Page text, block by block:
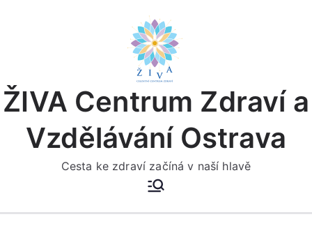
ŽIVA Centrum Zdraví a
Vzdělávání Ostrava
Cesta ke zdraví začíná v naší hlavě